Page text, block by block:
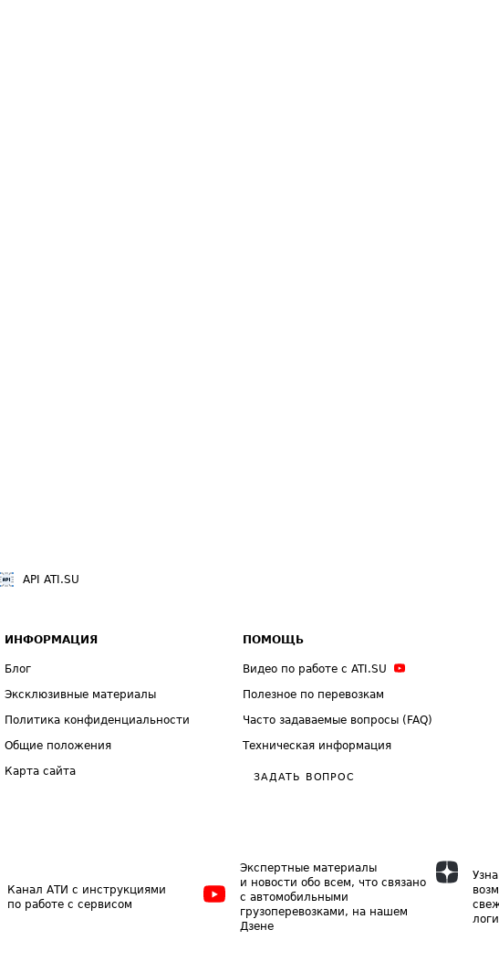
API ATI.SU
ИНФОРМАЦИЯ
Блог
Эксклюзивные материалы
Политика конфиденциальности
Общие положения
Карта сайта
ПОМОЩЬ
Видео по работе с ATI.SU
Полезное по перевозкам
Часто задаваемые вопросы (FAQ)
Техническая информация
ЗАДАТЬ ВОПРОС
Канал АТИ с инструкциями
по работе с сервисом
Экспертные материалы
и новости обо всем, что связано
с автомобильными
грузоперевозками, на нашем
Дзене